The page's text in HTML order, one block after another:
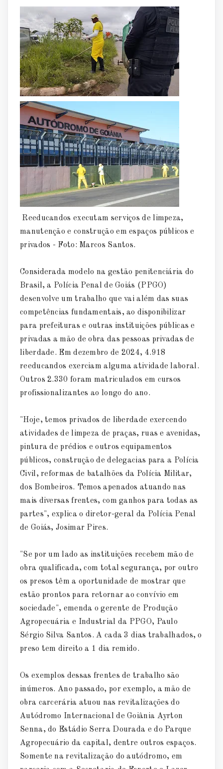
Reeducandos executam serviços de limpeza,
manutenção e construção em espaços públicos e
privados - Foto: Marcos Santos.
Considerada modelo na gestão penitenciária do
Brasil, a Polícia Penal de Goiás (PPGO)
desenvolve um trabalho que vai além das suas
competências fundamentais, ao disponibilizar
para prefeituras e outras instituições públicas e
privadas a mão de obra das pessoas privadas de
liberdade. Em dezembro de 2024, 4.918
reeducandos exerciam alguma atividade laboral.
Outros 2.330 foram matriculados em cursos
profissionalizantes ao longo do ano.
"Hoje, temos privados de liberdade exercendo
atividades de limpeza de praças, ruas e avenidas,
pintura de prédios e outros equipamentos
públicos, construção de delegacias para a Polícia
Civil, reformas de batalhões da Polícia Militar,
dos Bombeiros. Temos apenados atuando nas
mais diversas frentes, com ganhos para todas as
partes", explica o diretor-geral da Polícia Penal
de Goiás, Josimar Pires.
"Se por um lado as instituições recebem mão de
obra qualificada, com total segurança, por outro
os presos têm a oportunidade de mostrar que
estão prontos para retornar ao convívio em
sociedade", emenda o gerente de Produção
Agropecuária e Industrial da PPGO, Paulo
Sérgio Silva Santos. A cada 3 dias trabalhados, o
preso tem direito a 1 dia remido.
Os exemplos dessas frentes de trabalho são
inúmeros. Ano passado, por exemplo, a mão de
obra carcerária atuou nas revitalizações do
Autódromo Internacional de Goiânia Ayrton
Senna, do Estádio Serra Dourada e do Parque
Agropecuário da capital, dentre outros espaços.
Somente na revitalização do autódromo, em